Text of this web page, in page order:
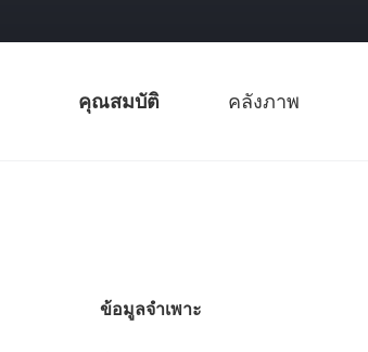
คุณสมบัติ คลังภาพ
ข้อมูลจำเพาะ